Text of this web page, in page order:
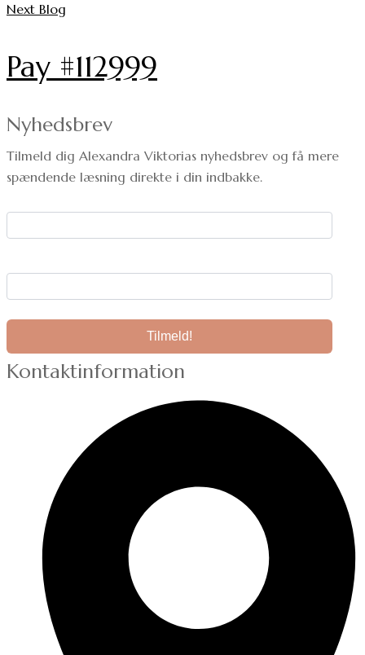
Next Blog
Pay #112999
Nyhedsbrev
Tilmeld dig Alexandra Viktorias nyhedsbrev og få mere
spændende læsning direkte i din indbakke.
Kontaktinformation